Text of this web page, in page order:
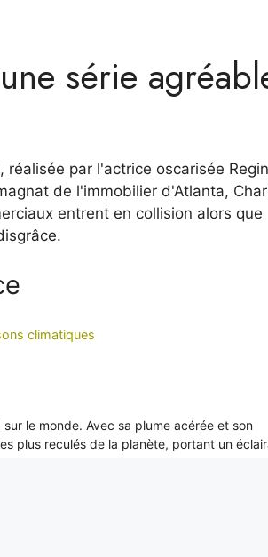
série
par l'actrice oscarisée
de l'immobilier d'Atlanta,
entrent en collision alors que
climatiques
le monde. Avec sa plume acérée et son
plus reculés de la planète, portant un